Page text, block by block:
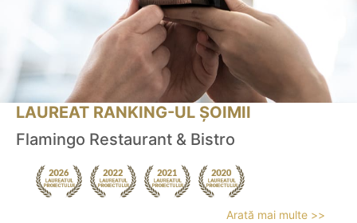
LAUREAT RANKING-UL ȘOIMII
Flamingo Restaurant & Bistro
Arată mai multe >>